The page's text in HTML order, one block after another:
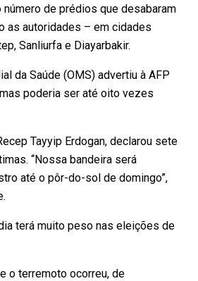
número de prédios que desabaram
as autoridades – em cidades
Sanliurfa e Diayarbakir.
da Saúde (OMS) advertiu à AFP
poderia ser até oito vezes
Tayyip Erdogan, declarou sete
“Nossa bandeira será
até o pôr-do-sol de domingo”,
terá muito peso nas eleições de
o terremoto ocorreu, de